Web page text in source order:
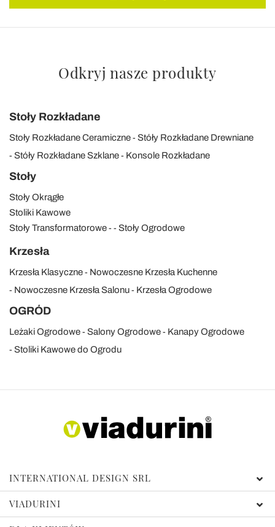
Odkryj nasze produkty
Stoły Rozkładane
Stoły Rozkładane Ceramiczne
Stóły Rozkładane Drewniane
Stóły Rozkładane Szklane
Konsole Rozkładane
Stoły
Stoły Okrągłe
Stoliki Kawowe
Stoły Transformatorowe
Stoły Ogrodowe
Krzesła
Krzesła Klasyczne
Nowoczesne Krzesła Kuchenne
Nowoczesne Krzesła Salonu
Krzesła Ogrodowe
OGRÓD
Leżaki Ogrodowe Salony Ogrodowe
Kanapy Ogrodowe
Stoliki Kawowe do Ogrodu
INTERNATIONAL DESIGN SRL
VIADURINI